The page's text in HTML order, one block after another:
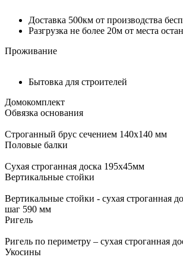
Доставка 500км от производства
Разгрузка не более 20м от места
Проживание
Бытовка для строителей
Домокомплект
Обвязка основания
Строганный брус сечением 140х140 мм
Половые балки
Сухая строганная доска 195х45мм
Вертикальные стойки
Вертикальные стойки - сухая строганная
шаг 590 мм
Ригель
Ригель по периметру – сухая строганная
Укосины